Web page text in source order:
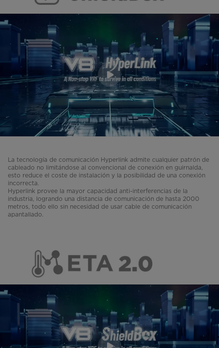
La tecnología de comunicación Hyperlink admite cualquier patrón de
cableado no limitándose al convencional de conexión en guirnalda,
esto reduce el coste de instalación y la posibilidad de una conexión
incorrecta.
Hyperlink provee la mayor capacidad anti-interferencias de la
industria, logrando una distancia de comunicación de hasta 2000
metros, todo ello sin necesidad de usar cable de comunicación
apantallado.